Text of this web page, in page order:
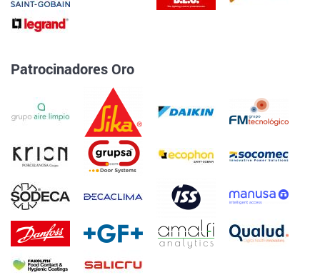
Patrocinadores Oro